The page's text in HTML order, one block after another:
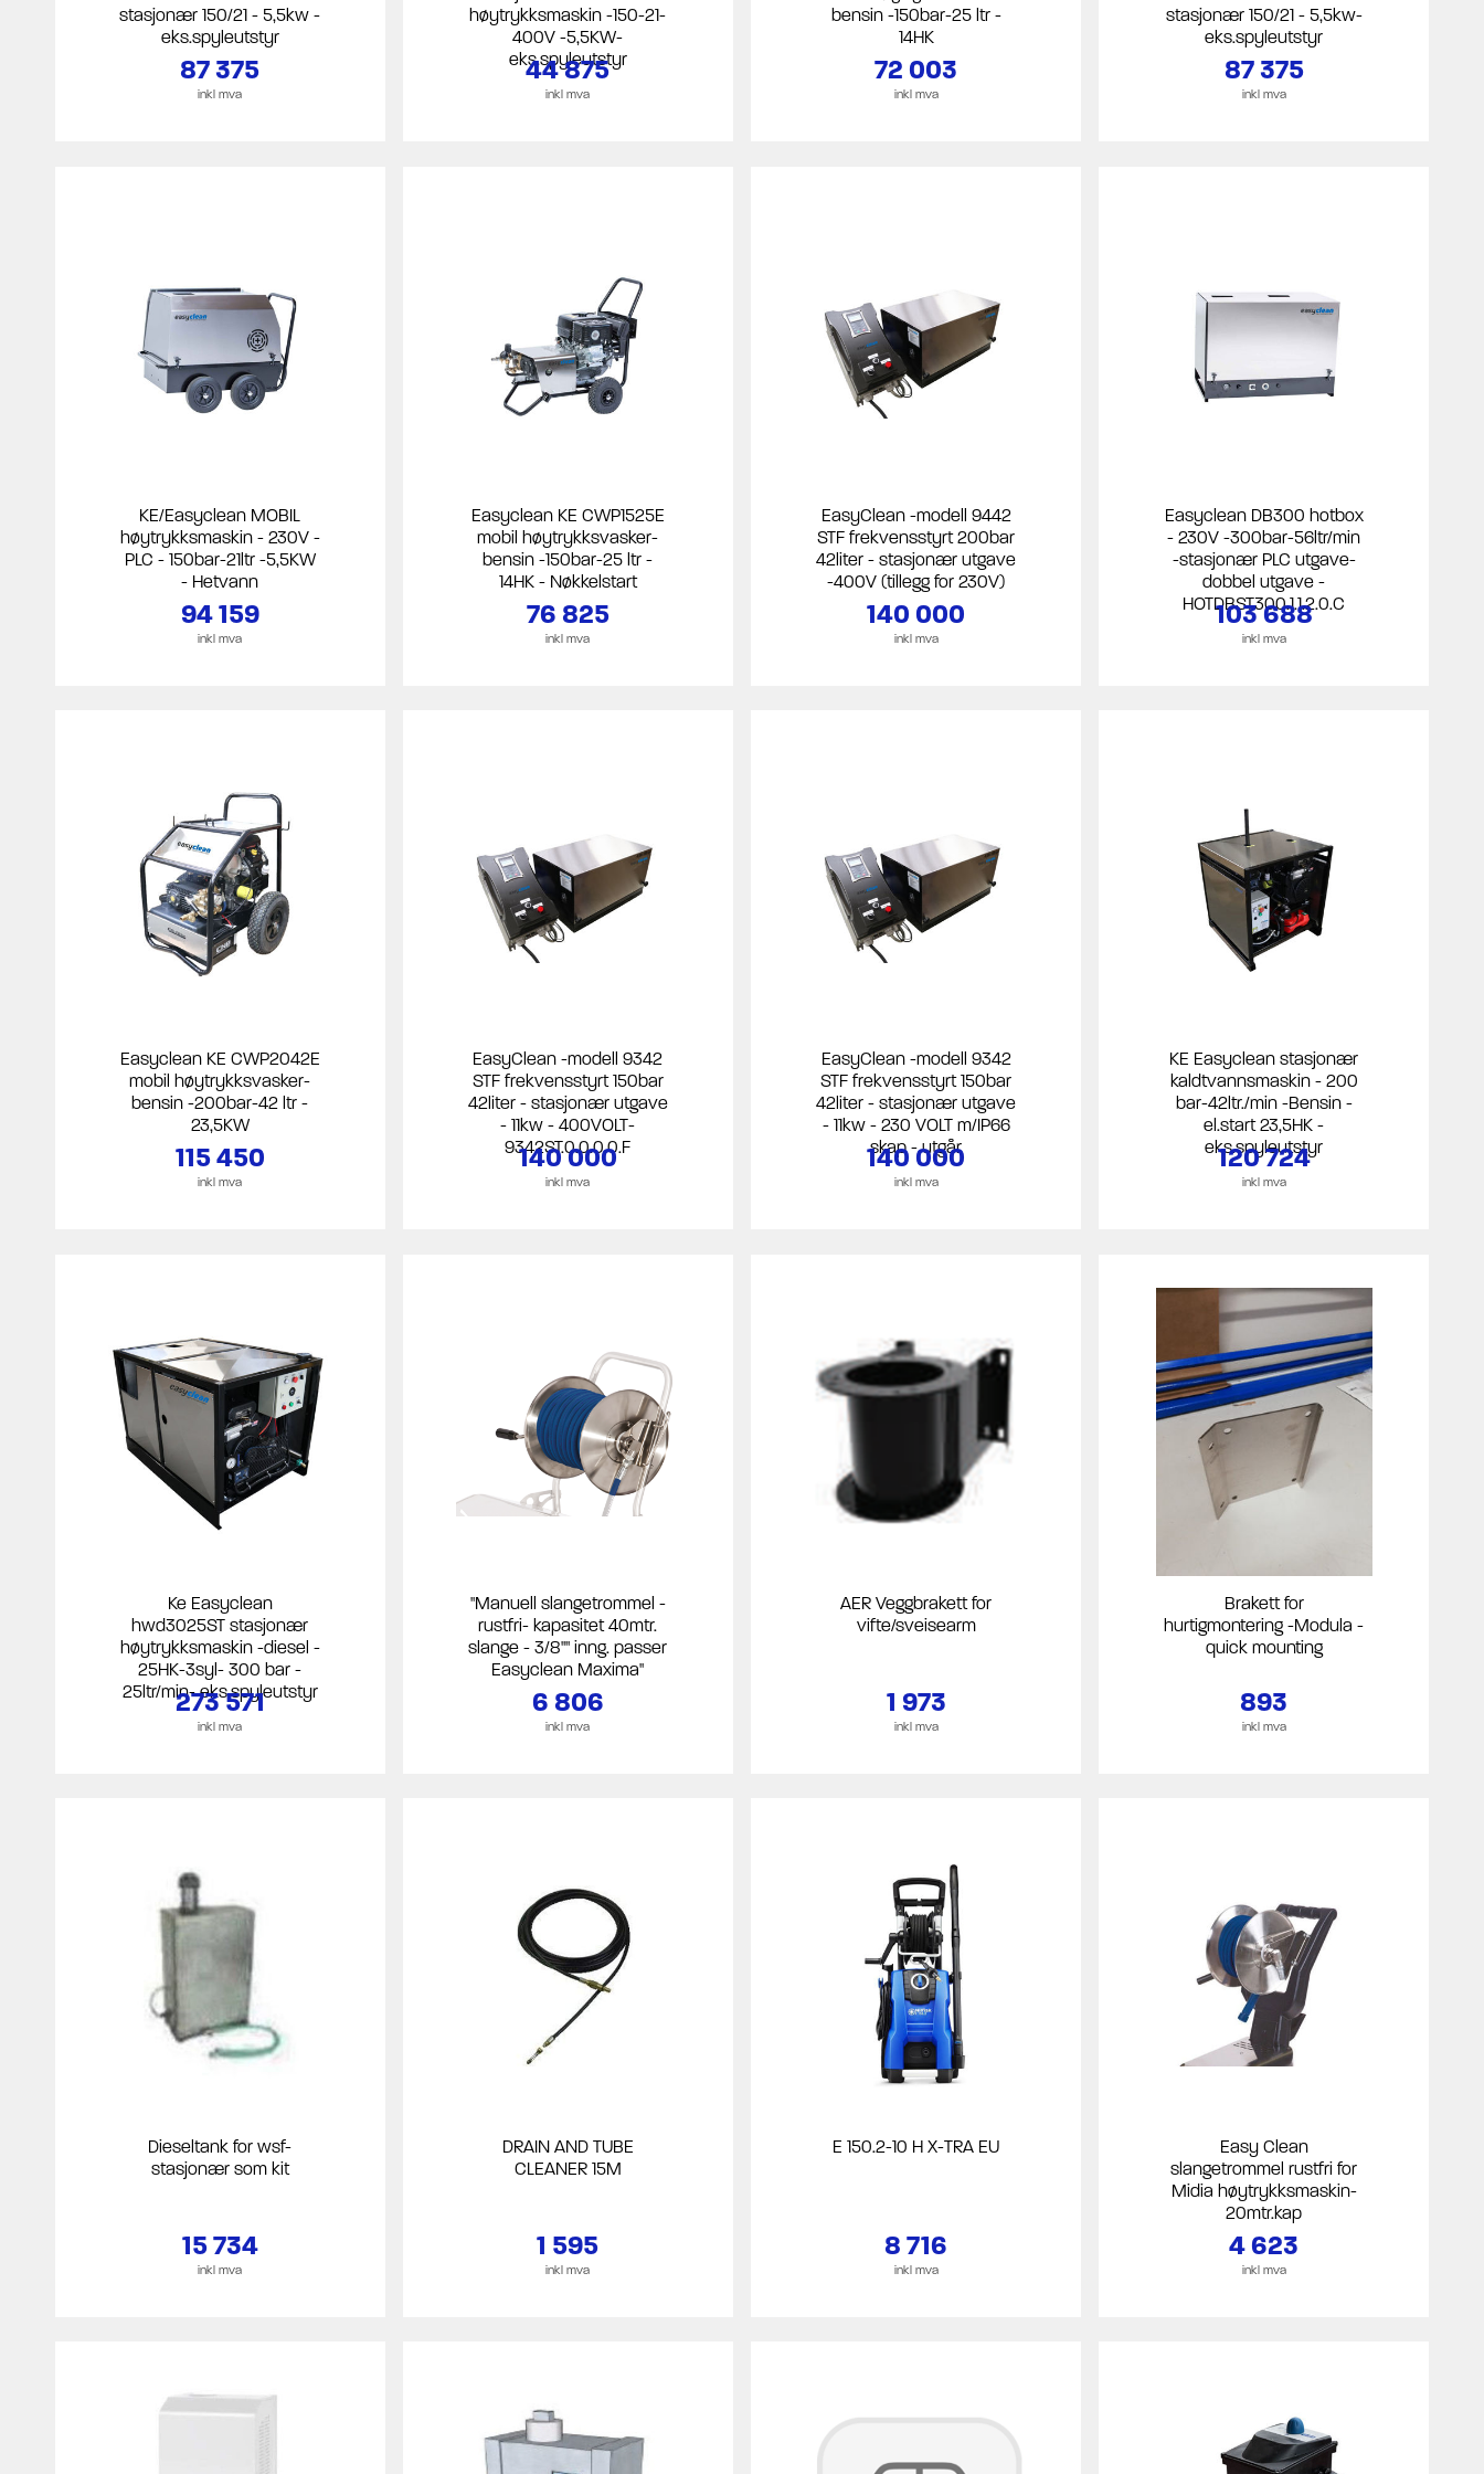
stasjonær 150/21 - 5,5kw -
eks.spyleutstyr
87 375
inkl mva
høytrykksmaskin -150-21-
400V -5,5KW-
eks.spyleutstyr
44 875
inkl mva
bensin -150bar-25 ltr -
14HK
72 003
inkl mva
stasjonær 150/21 - 5,5kw-
eks.spyleutstyr
87 375
inkl mva
KE/Easyclean MOBIL
høytrykksmaskin - 230V -
PLC - 150bar-21ltr -5,5KW
- Hetvann
94 159
inkl mva
Easyclean KE CWP1525E
mobil høytrykksvasker-
bensin -150bar-25 ltr -
14HK - Nøkkelstart
76 825
inkl mva
EasyClean -modell 9442
STF frekvensstyrt 200bar
42liter - stasjonær utgave
-400V (tillegg for 230V)
140 000
inkl mva
Easyclean DB300 hotbox
- 230V -300bar-56ltr/min
-stasjonær PLC utgave-
dobbel utgave -
HOTDBST300.1.1.2.0.C
103 688
inkl mva
Easyclean KE CWP2042E
mobil høytrykksvasker-
bensin -200bar-42 ltr -
23,5KW
115 450
inkl mva
EasyClean -modell 9342
STF frekvensstyrt 150bar
42liter - stasjonær utgave
- 11kw - 400VOLT-
9342ST.0.0.0.0.F
140 000
inkl mva
EasyClean -modell 9342
STF frekvensstyrt 150bar
42liter - stasjonær utgave
- 11kw - 230 VOLT m/IP66
skap - utgår
140 000
inkl mva
KE Easyclean stasjonær
kaldtvannsmaskin - 200
bar-42ltr./min -Bensin -
el.start 23,5HK -
eks.spyleutstyr
120 724
inkl mva
Ke Easyclean
hwd3025ST stasjonær
høytrykksmaskin -diesel -
25HK-3syl- 300 bar -
25ltr/min- eks.spyleutstyr
273 571
inkl mva
"Manuell slangetrommel -
rustfri- kapasitet 40mtr.
slange - 3/8"" inng. passer
Easyclean Maxima"
6 806
inkl mva
AER Veggbrakett for
vifte/sveisearm
1 973
inkl mva
Brakett for
hurtigmontering -Modula -
quick mounting
893
inkl mva
Dieseltank for wsf-
stasjonær som kit
15 734
inkl mva
DRAIN AND TUBE
CLEANER 15M
1 595
inkl mva
E 150.2-10 H X-TRA EU
8 716
inkl mva
Easy Clean
slangetrommel rustfri for
Midia høytrykksmaskin-
20mtr.kap
4 623
inkl mva